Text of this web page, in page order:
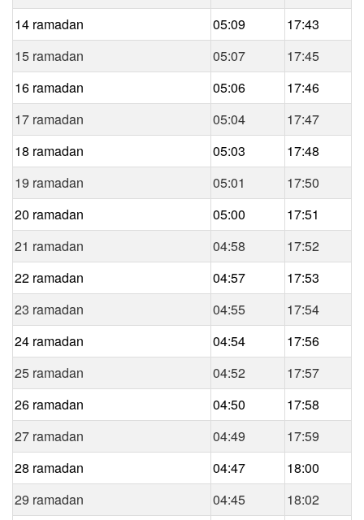
14 ramadan
05:09
17:43
15 ramadan
05:07
17:45
16 ramadan
05:06
17:46
17 ramadan
05:04
17:47
18 ramadan
05:03
17:48
19 ramadan
05:01
17:50
20 ramadan
05:00
17:51
21 ramadan
04:58
17:52
22 ramadan
04:57
17:53
23 ramadan
04:55
17:54
24 ramadan
04:54
17:56
25 ramadan
04:52
17:57
26 ramadan
04:50
17:58
27 ramadan
04:49
17:59
28 ramadan
04:47
18:00
29 ramadan
04:45
18:02